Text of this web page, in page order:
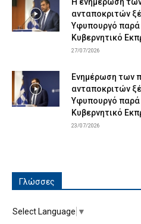
ανταποκριτών
Υφυπουργό
Κυβερνητικό
27/07/2026
Ενημέρωση των
ανταποκριτών
Υφυπουργό
Κυβερνητικό
23/07/2026
Γλώσσες
Select Language ▼